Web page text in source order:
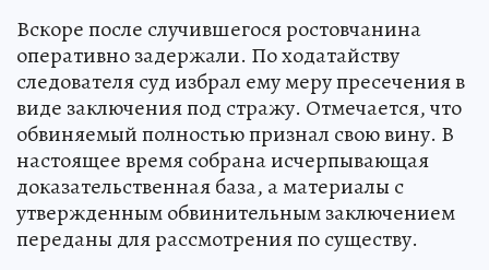
Вскоре после случившегося ростовчанина
оперативно задержали. По ходатайству
следователя суд избрал ему меру пресечения в
виде заключения под стражу. Отмечается, что
обвиняемый полностью признал свою вину. В
настоящее время собрана исчерпывающая
доказательственная база, а материалы с
утвержденным обвинительным заключением
переданы для рассмотрения по существу.